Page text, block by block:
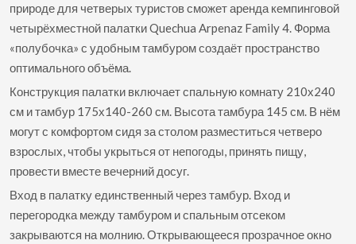
природе для четверых туристов сможет аренда кемпинговой
четырёхместной палатки Quechua Arpenaz Family 4. Форма
«полубочка» с удобным тамбуром создаёт пространство
оптимального объёма.
Конструкция палатки включает спальную комнату 210х240
см и тамбур 175х140-260 см. Высота тамбура 145 см. В нём
могут с комфортом сидя за столом разместиться четверо
взрослых, чтобы укрыться от непогоды, принять пищу,
провести вместе вечерний досуг.
Вход в палатку единственный через тамбур. Вход и
перегородка между тамбуром и спальным отсеком
закрываются на молнию. Открывающееся прозрачное окно